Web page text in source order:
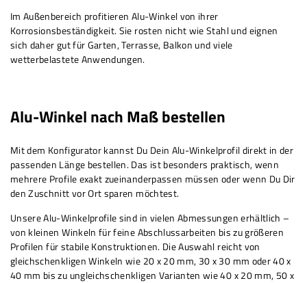
Im Außenbereich profitieren Alu-Winkel von ihrer
Korrosionsbeständigkeit. Sie rosten nicht wie Stahl und eignen
sich daher gut für Garten, Terrasse, Balkon und viele
wetterbelastete Anwendungen.
Alu-Winkel nach Maß bestellen
Mit dem Konfigurator kannst Du Dein Alu-Winkelprofil direkt in der
passenden Länge bestellen. Das ist besonders praktisch, wenn
mehrere Profile exakt zueinanderpassen müssen oder wenn Du Dir
den Zuschnitt vor Ort sparen möchtest.
Unsere Alu-Winkelprofile sind in vielen Abmessungen erhältlich –
von kleinen Winkeln für feine Abschlussarbeiten bis zu größeren
Profilen für stabile Konstruktionen. Die Auswahl reicht von
gleichschenkligen Winkeln wie 20 x 20 mm, 30 x 30 mm oder 40 x
40 mm bis zu ungleichschenkligen Varianten wie 40 x 20 mm, 50 x